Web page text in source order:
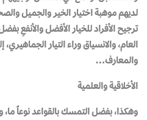
لديهم موهبة اختيار الخير والجميل
ترجيح الأفراد للخيار الأفضل والأنفعِ
العام، والانسياق وراء التيار
والمعارف…
الأخلاقية والعلمية
وهكذا، بفضل التمسك بالقواعد نوعاً ما،